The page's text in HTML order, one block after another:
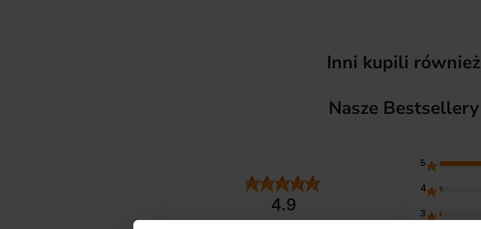
Inni kupili również
Nasze Bestsellery
4.9
372opinii klientówz całego okresu
5
4
3